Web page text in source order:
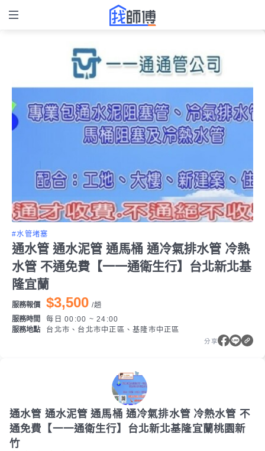
#水管堵塞
通水管 通水泥管 通馬桶 通冷氣排水管 冷熱
水管 不通免費【一一通衛生行】台北新北基
隆宜蘭
服務報價 $3,500 /趟
服務時間
每日 00:00 ~ 24:00
服務地點
台北市、台北市中正區、基隆市中正區
分享
通水管 通水泥管 通馬桶 通冷氣排水管 冷熱水管 不
通免費【一一通衛生行】台北新北基隆宜蘭桃園新
竹